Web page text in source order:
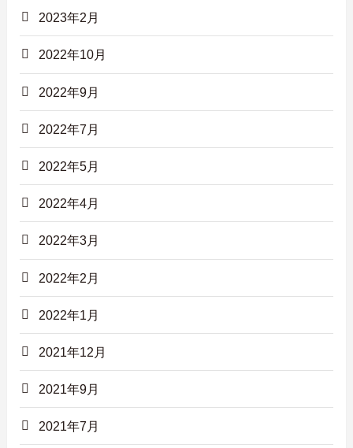
2023年2月
2022年10月
2022年9月
2022年7月
2022年5月
2022年4月
2022年3月
2022年2月
2022年1月
2021年12月
2021年9月
2021年7月